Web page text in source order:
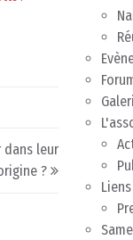
dans leur
?